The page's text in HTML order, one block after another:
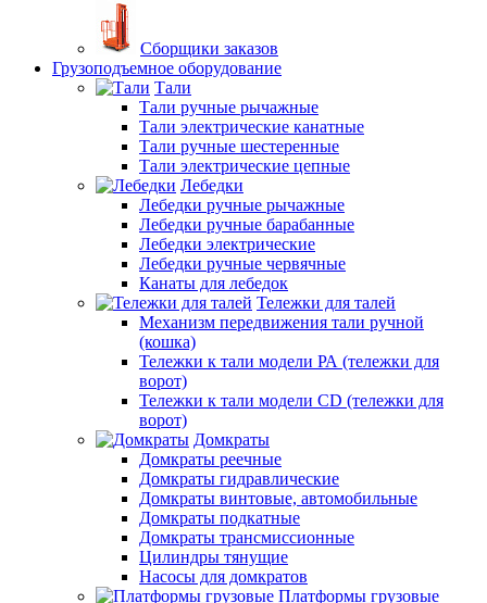
Сборщики заказов
Грузоподъемное оборудование
Тали
Тали ручные рычажные
Тали электрические канатные
Тали ручные шестеренные
Тали электрические цепные
Лебедки
Лебедки ручные рычажные
Лебедки ручные барабанные
Лебедки электрические
Лебедки ручные червячные
Канаты для лебедок
Тележки для талей
Механизм передвижения тали ручной
(кошка)
Тележки к тали модели РА (тележки для
ворот)
Тележки к тали модели CD (тележки для
ворот)
Домкраты
Домкраты реечные
Домкраты гидравлические
Домкраты винтовые, автомобильные
Домкраты подкатные
Домкраты трансмиссионные
Цилиндры тянущие
Насосы для домкратов
Платформы грузовые